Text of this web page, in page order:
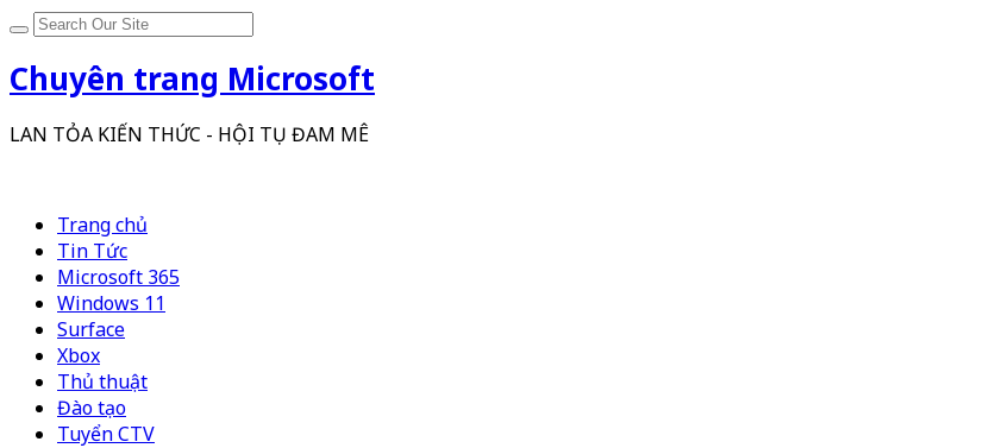
Chuyên trang Microsoft
LAN TỎA KIẾN THỨC - HỘI TỤ ĐAM MÊ
Trang chủ
Tin Tức
Microsoft 365
Windows 11
Surface
Xbox
Thủ thuật
Đào tạo
Tuyển CTV